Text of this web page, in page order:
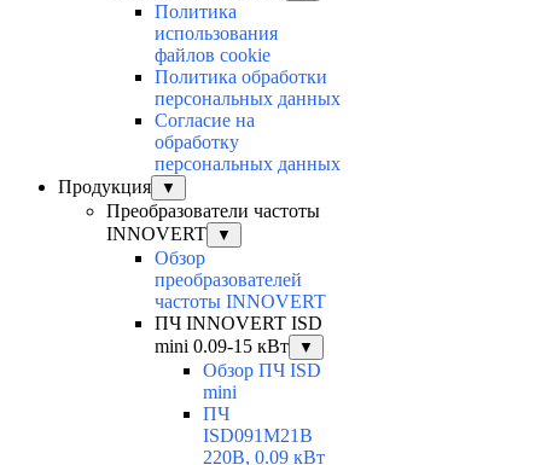
Политика
использования
файлов cookie
Политика обработки
персональных данных
Согласие на
обработку
персональных данных
Продукция
▼
Преобразователи частоты
INNOVERT
▼
Обзор
преобразователей
частоты INNOVERT
ПЧ INNOVERT ISD
mini 0.09-15 кВт
▼
Обзор ПЧ ISD
mini
ПЧ
ISD091M21B
220В, 0.09 кВт